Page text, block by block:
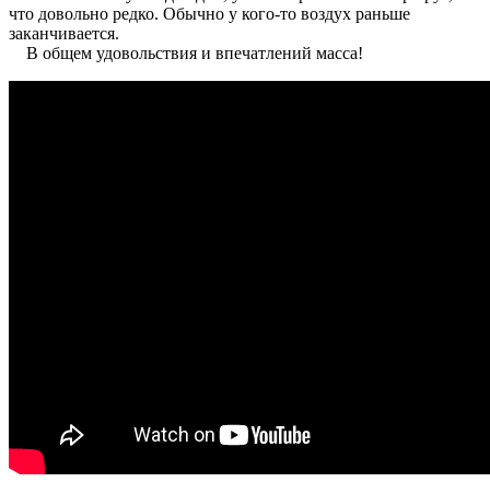
что довольно редко. Обычно у кого-то воздух раньше
заканчивается.
В общем удовольствия и впечатлений масса!